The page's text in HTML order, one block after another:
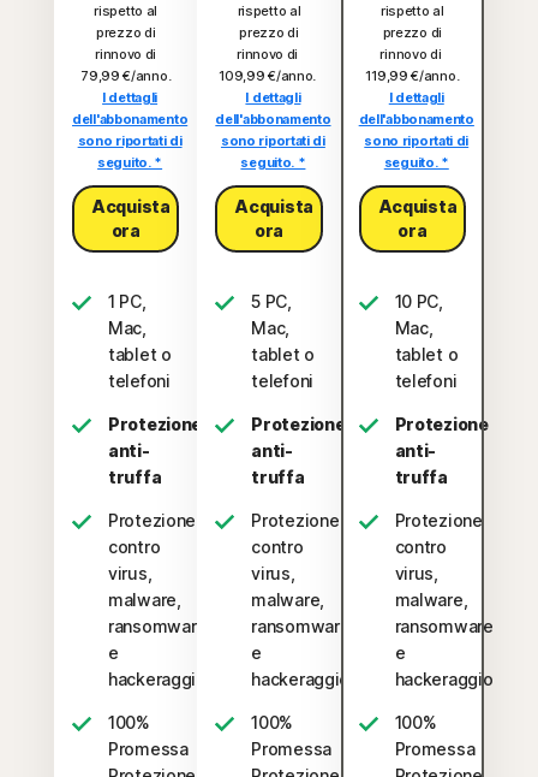
rispetto al
prezzo di
rinnovo di
79,99 €/anno.
I dettagli
dell'abbonamento
sono riportati di
seguito. *
Acquista
ora
1 PC,
Mac,
tablet o
telefoni
Protezione
anti-
truffa
Protezione
contro
virus,
malware,
ransomware
e
hackeraggio
100%
Promessa
rispetto al
prezzo di
rinnovo di
109,99 €/anno.
I dettagli
dell'abbonamento
sono riportati di
seguito. *
Acquista
ora
5 PC,
Mac,
tablet o
telefoni
Protezione
anti-
truffa
Protezione
contro
virus,
malware,
ransomware
e
hackeraggio
100%
Promessa
rispetto al
prezzo di
rinnovo di
119,99 €/anno.
I dettagli
dell'abbonamento
sono riportati di
seguito. *
Acquista
ora
10 PC,
Mac,
tablet o
telefoni
Protezione
anti-
truffa
Protezione
contro
virus,
malware,
ransomware
e
hackeraggio
100%
Promessa